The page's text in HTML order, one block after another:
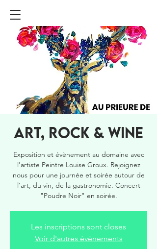
ART, ROCK & WINE
Exposition et évènement au domaine avec
l'artiste Peintre Louise Groux. Rejoignez
nous pour une journée et soirée autour de
l'art, du vin, de la gastronomie. Concert
"Poudre Noir" en soirée.
Les inscriptions sont closes
Voir d'autres événements